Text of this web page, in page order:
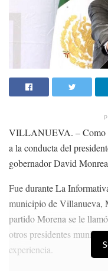
VILLANUEVA. – Como
a la conducta del
gobernador David
Fue durante La
municipio de Villanueva,
partido Morena se le
otros presidentes
experiencia.